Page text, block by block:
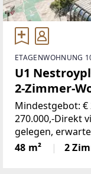
ETAGENWOHNUNG
U1
2-Zimmer-
Prater
Mindestgebot: €
270.000,-Direkt
gelegen,
der
48 m² 2